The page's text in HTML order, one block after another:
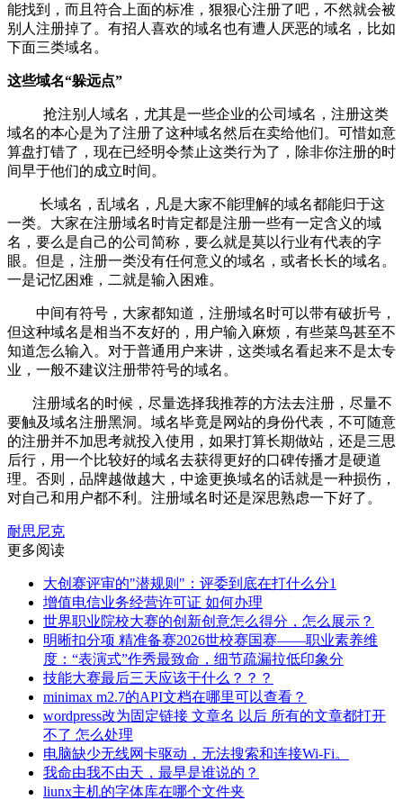
能找到，而且符合上面的标准，狠狠心注册了吧，不然就会被
别人注册掉了。有招人喜欢的域名也有遭人厌恶的域名，比如
下面三类域名。
这些域名“躲远点”
抢注别人域名，尤其是一些企业的公司域名，注册这类
域名的本心是为了注册了这种域名然后在卖给他们。可惜如意
算盘打错了，现在已经明令禁止这类行为了，除非你注册的时
间早于他们的成立时间。
长域名，乱域名，凡是大家不能理解的域名都能归于这
一类。大家在注册域名时肯定都是注册一些有一定含义的域
名，要么是自己的公司简称，要么就是莫以行业有代表的字
眼。但是，注册一类没有任何意义的域名，或者长长的域名。
一是记忆困难，二就是输入困难。
中间有符号，大家都知道，注册域名时可以带有破折号，
但这种域名是相当不友好的，用户输入麻烦，有些菜鸟甚至不
知道怎么输入。对于普通用户来讲，这类域名看起来不是太专
业，一般不建议注册带符号的域名。
注册域名的时候，尽量选择我推荐的方法去注册，尽量不
要触及域名注册黑洞。域名毕竟是网站的身份代表，不可随意
的注册并不加思考就投入使用，如果打算长期做站，还是三思
后行，用一个比较好的域名去获得更好的口碑传播才是硬道
理。否则，品牌越做越大，中途更换域名的话就是一种损伤，
对自己和用户都不利。注册域名时还是深思熟虑一下好了。
耐思尼克
更多阅读
大创赛评审的"潜规则"：评委到底在打什么分1
增值电信业务经营许可证 如何办理
世界职业院校大赛的创新创意怎么得分，怎么展示？
明晰扣分项 精准备赛2026世校赛国赛——职业素养维
度：“表演式”作秀最致命，细节疏漏拉低印象分
技能大赛最后三天应该干什么？？？
minimax m2.7的API文档在哪里可以查看？
wordpress改为固定链接 文章名 以后 所有的文章都打开
不了 怎么处理
电脑缺少无线网卡驱动，无法搜索和连接Wi-Fi。
我命由我不由天，最早是谁说的？
liunx主机的字体库在哪个文件夹